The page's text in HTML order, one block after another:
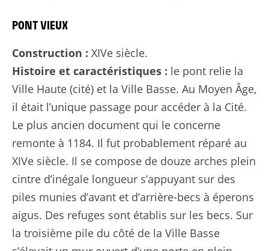
PONT VIEUX
Construction : XIVe siècle.
Histoire et caractéristiques : le pont relie la
Ville Haute (cité) et la Ville Basse. Au Moyen Âge,
il était l’unique passage pour accéder à la Cité.
Le plus ancien document qui le concerne
remonte à 1184. Il fut probablement réparé au
XIVe siècle. Il se compose de douze arches plein
cintre d’inégale longueur s’appuyant sur des
piles munies d’avant et d’arrière-becs à éperons
aigus. Des refuges sont établis sur les becs. Sur
la troisième pile du côté de la Ville Basse